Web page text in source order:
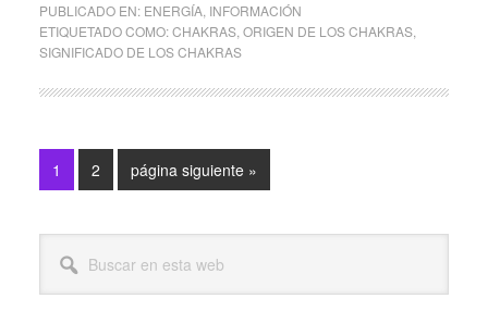
PUBLICADO EN: ENERGÍA, INFORMACIÓN
ETIQUETADO COMO:CHAKRAS, ORIGEN DE LOS CHAKRAS,
SIGNIFICADO DE LOS CHAKRAS
Página
1 Página
2
Ir
a
página siguiente »
Barra
lateral
esta